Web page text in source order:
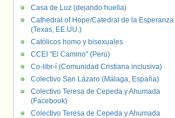
Casa de Luz (dejando huella)
Cathedral of Hope/Catedral de la Esperanza
(Texas, EE.UU.)
Católicos homo y bisexuales
CCEI "El Camino" (Perú)
Co-libr-í (Comunidad Cristiana inclusiva)
Colectivo San Lázaro (Málaga, España)
Colectivo Teresa de Cepeda y Ahumada
(Facebook)
Colectivo Teresa de Cepeda y Ahumada